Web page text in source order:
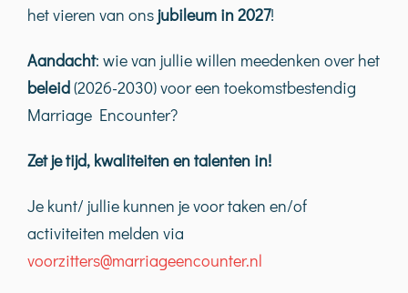
het vieren van onsjubileum in 2027!
Aandacht: wie van jullie willen meedenken over het
beleid(2026-2030) voor een toekomstbestendig
Marriage Encounter?
Zet je tijd, kwaliteiten en talenten in!
Je kunt/ jullie kunnen je voor taken en/of
activiteiten melden via
voorzitters@marriageencounter.nl